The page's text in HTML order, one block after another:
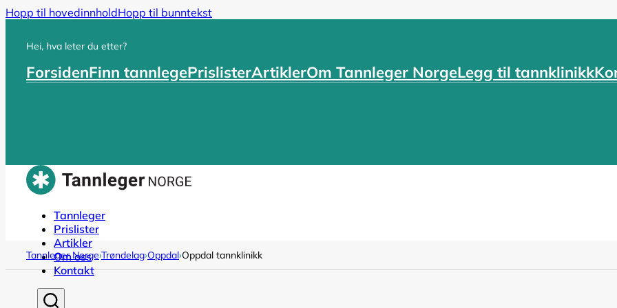
Hopp til hovedinnholdHopp til bunntekst
Hei, hva leter du etter?
ForsidenFinn tannlegePrislisterArtiklerOm Tannleger NorgeLegg til tannklinikk
Tannleger
Prislister
Artikler
Om oss
Kontakt
Tannleger Norge›Trøndelag›Oppdal›Oppdal tannklinikk